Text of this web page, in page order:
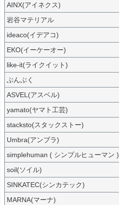
AINX(アイネクス)
岩谷マテリアル
ideaco(イデアコ)
EKO(イーケーオー)
like-it(ライクイット)
ぶんぶく
ASVEL(アスベル)
yamato(ヤマト工芸)
stacksto(スタックストー)
Umbra(アンブラ)
simplehuman ( シンプルヒューマン )
soil(ソイル)
SINKATEC(シンカテック)
MARNA(マーナ)